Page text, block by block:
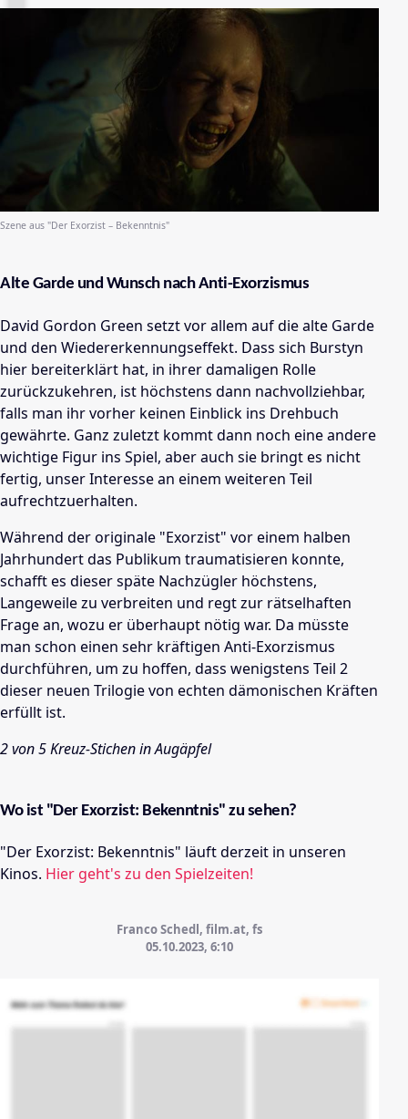
Szene aus "Der Exorzist – Bekenntnis"
Alte Garde und Wunsch nach Anti-Exorzismus
David Gordon Green setzt vor allem auf die alte Garde
und den Wiedererkennungseffekt. Dass sich Burstyn
hier bereiterklärt hat, in ihrer damaligen Rolle
zurückzukehren, ist höchstens dann nachvollziehbar,
falls man ihr vorher keinen Einblick ins Drehbuch
gewährte. Ganz zuletzt kommt dann noch eine andere
wichtige Figur ins Spiel, aber auch sie bringt es nicht
fertig, unser Interesse an einem weiteren Teil
aufrechtzuerhalten.
Während der originale "Exorzist" vor einem halben
Jahrhundert das Publikum traumatisieren konnte,
schafft es dieser späte Nachzügler höchstens,
Langeweile zu verbreiten und regt zur rätselhaften
Frage an, wozu er überhaupt nötig war. Da müsste
man schon einen sehr kräftigen Anti-Exorzismus
durchführen, um zu hoffen, dass wenigstens Teil 2
dieser neuen Trilogie von echten dämonischen Kräften
erfüllt ist.
2 von 5 Kreuz-Stichen in Augäpfel
Wo ist "Der Exorzist: Bekenntnis" zu sehen?
"Der Exorzist: Bekenntnis" läuft derzeit in unseren
Kinos. Hier geht's zu den Spielzeiten!
Franco Schedl, film.at, fs
05.10.2023, 6:10